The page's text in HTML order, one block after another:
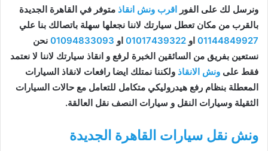
ونرسل لك على الفور اقرب ونش انقاذ متوفر في القاهرة الجديدة
بالقرب من مكان تعطل سيارتك لاننا نجعلها سهلة باتصالك بنا علي
01144849927 او 01017439322 او 01094833093 نحن
نستعين بفريق من السائقين الخبرة لرفع و انقاذ سيارتك لاننا لا نعتمد
فقط على ونش الانقاذ ولكننا نمتلك ايضا رافعات لانقاذ السيارات
المعطلة بنظام رفع هيدروليكي متكامل للتعامل مع حالات السيارات
الثقيلة وسيارات النقل و سيارات النصف نقل العالقة.
ونش نقل سيارات القاهرة الجديدة